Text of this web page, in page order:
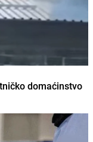
domaćinstvo